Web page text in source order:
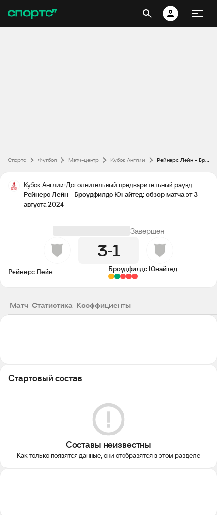
Спортс Футбол Матч-центр Кубок Англии Рейнерс Лейн - Броудфилдс Юнайтед: обзор матча от 3 августа 2024
Кубок Англии Дополнительный предварительный раунд
Рейнерс Лейн - Броудфилдс Юнайтед: обзор матча от 3
августа 2024
Завершен
3 1
Рейнерс Лейн Броудфилдс Юнайтед
Матч Статистика Коэффициенты
Стартовый состав
Составы неизвестны
Как только появятся данные, они отобразятся в этом разделе